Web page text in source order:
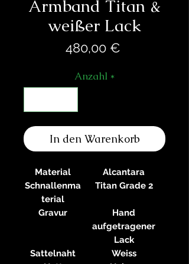
Armband Titan &
weißer Lack
480,00 €
Anzahl *
In den Warenkorb
Material
Alcantara
Schnallenma
terial
Titan Grade 2
Gravur
Hand
aufgetragener
Lack
Sattelnaht
Weiss